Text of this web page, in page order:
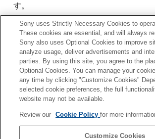
レンズなしレリーズ（静止画/動画
カードなしレリーズ
フリッカーレス設定
［フリッカーレス撮影］と［高分
ー］の違い
ズームする
フラッシュを使う
手ブレを補正する
レンズ補正（静止画/動画）
撮影中の画面表示を設定する
す。
ズなしレリーズ（静止画/動画）
ヘルプガイドをご覧ください。
Sony uses Strictly Necessary Cookies to
These cookies are essential, and will always
Sony also uses Optional Cookies to improve
analyze usage, deliver advertisements and
parties. By using this site, you agree to the
Optional Cookies. You can manage your
any time by clicking "Customize Cookies"
selected cookie preferences, the full
website may not be available.
Review our Cookie Policyfor more
Customize Cookies